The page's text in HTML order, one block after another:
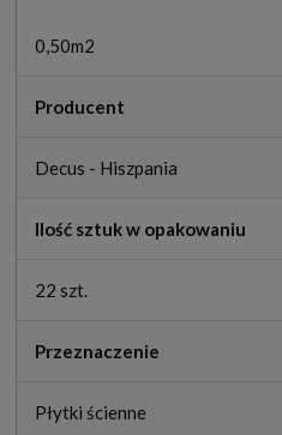
0,50m2
Producent
Decus - Hiszpania
Ilość sztuk w opakowaniu
22 szt.
Przeznaczenie
Płytki ścienne